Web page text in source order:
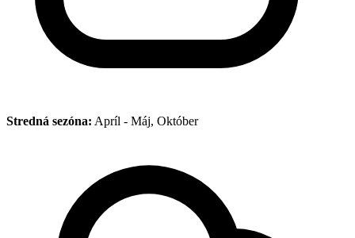
Stredná sezóna: Apríl - Máj, Október